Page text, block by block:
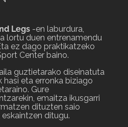
Legs -en laburdura,
lortu duen entrenamendu
ez dago praktikatzeko
Center baino.
guztietarako diseinatuta
hasi eta erronka biziago
Gure
emaitza ikusgarri
dituzten saio
ditugu.